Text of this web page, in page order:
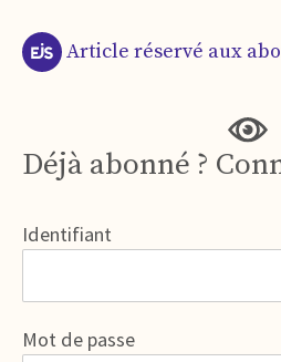
Article réservé aux
Déjà abonné ?
Identifiant
Mot de passe